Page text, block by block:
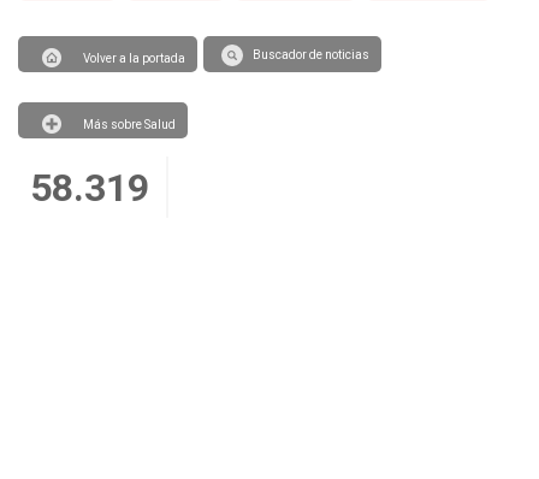
Volver a la portada Buscador de noticias
Más sobre Salud
58.319